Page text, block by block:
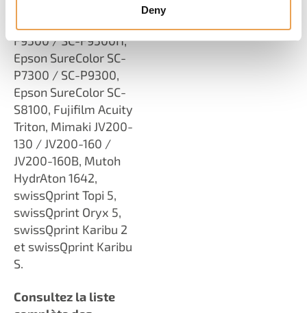
Deny
F9500 / SC-F9500H,
Epson SureColor SC-
P7300 / SC-P9300,
Epson SureColor SC-
S8100, Fujifilm Acuity
Triton, Mimaki JV200-
130 / JV200-160 /
JV200-160B, Mutoh
HydrAton 1642,
swissQprint Topi 5,
swissQprint Oryx 5,
swissQprint Karibu 2
et swissQprint Karibu
S.
Consultez la liste